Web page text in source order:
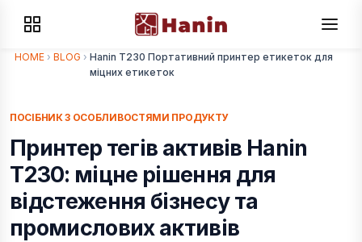
HOME › BLOG › Hanin T230 Портативний принтер етикеток для
міцних етикеток
ПОСІБНИК З ОСОБЛИВОСТЯМИ ПРОДУКТУ
Принтер тегів активів Hanin
T230: міцне рішення для
відстеження бізнесу та
промислових активів